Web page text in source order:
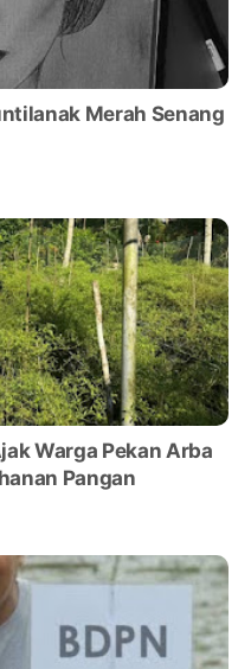
Merah Senang
Warga Pekan Arba
Pangan